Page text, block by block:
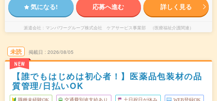
気になる! 応募へ進む 詳しく見る
派遣会社 マンパワーグループ株式会社 ケアサービス事業部 （医療福祉介護関連）
未読
NEW
掲載日 2026/08/05
【誰でもはじめは初心者！】医薬品包装材の品
質管理/日払いOK
職種未経験OK 交通費別途支給あり 土日祝日が休み WEB登録OK